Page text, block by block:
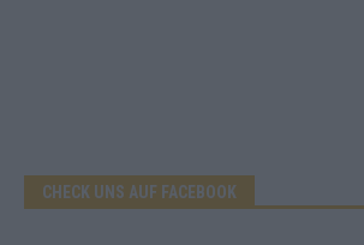
CHECK UNS AUF FACEBOOK